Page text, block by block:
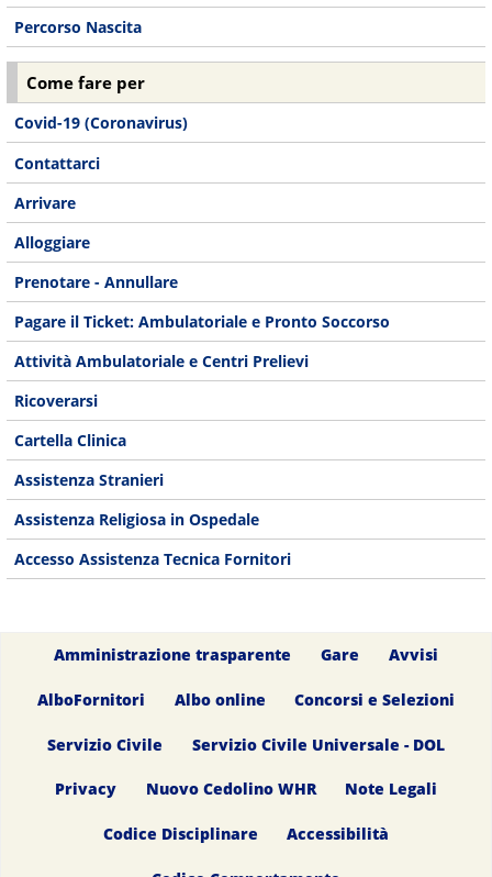
Percorso Nascita
Come fare per
Covid-19 (Coronavirus)
Contattarci
Arrivare
Alloggiare
Prenotare - Annullare
Pagare il Ticket: Ambulatoriale e Pronto Soccorso
Attività Ambulatoriale e Centri Prelievi
Ricoverarsi
Cartella Clinica
Assistenza Stranieri
Assistenza Religiosa in Ospedale
Accesso Assistenza Tecnica Fornitori
Amministrazione trasparente Gare Avvisi
AlboFornitori Albo online Concorsi e Selezioni
Servizio Civile Servizio Civile Universale - DOL
Privacy Nuovo Cedolino WHR Note Legali
Codice Disciplinare Accessibilità